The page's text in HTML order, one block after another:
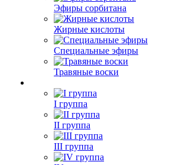
Эфиры сорбитана
Жирные кислоты
Специальные эфиры
Травяные воски
I группа
II группа
III группа